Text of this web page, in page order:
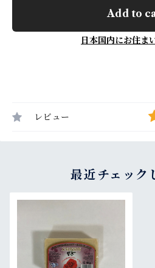
Add to
日本国内にお住ま
レビュー
最近チェック